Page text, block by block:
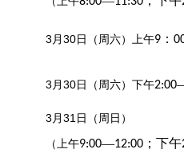
3 月30日（周六）上午9：
3 月30日（周六）下午2:00
3 月31 日（周 日 ）
（上午9:00—12:00；下午